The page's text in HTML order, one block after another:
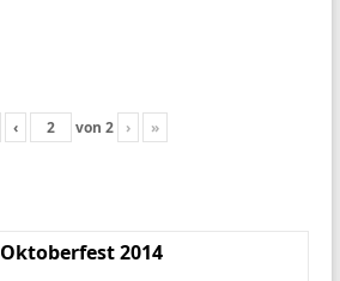
‹ von 2 › »
Oktoberfest 2014